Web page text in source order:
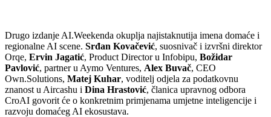
Drugo izdanje AI.Weekenda okuplja najistaknutija imena domaće i
regionalne AI scene. Srđan Kovačević, suosnivač i izvršni direktor
Orqe, Ervin Jagatić, Product Director u Infobipu, Božidar
Pavlović, partner u Aymo Ventures, Alex Buvač, CEO
Own.Solutions, Matej Kuhar, voditelj odjela za podatkovnu
znanost u Aircashu i Dina Hrastović, članica upravnog odbora
CroAI govorit će o konkretnim primjenama umjetne inteligencije i
razvoju domaćeg AI ekosustava.